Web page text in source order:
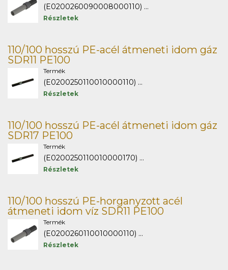
(E0200260090008000110) ...
Részletek
110/100 hosszú PE-acél átmeneti idom gáz
SDR11 PE100
Termék
(E0200250110010000110) ...
Részletek
110/100 hosszú PE-acél átmeneti idom gáz
SDR17 PE100
Termék
(E0200250110010000170) ...
Részletek
110/100 hosszú PE-horganyzott acél
átmeneti idom víz SDR11 PE100
Termék
(E0200260110010000110) ...
Részletek